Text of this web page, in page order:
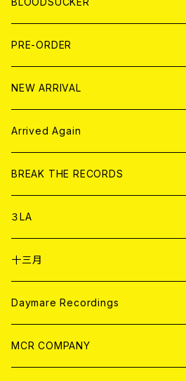
LP
HOOD
T-shirt
HOOD
BOLLOCKS
EL ZINE
写真集 (PHOTOBOOK)
CD
アナログ
アパレル
書籍
DIGITAL CONTENTS
PRE-ORDER
NEW ARRIVAL
CD
アナログ
Arrived Again
CD
アナログ
BREAK THE RECORDS
CD
ANALOG
アパレル
３LA
CD
ANALOG
十三月
CD
ANALOG
Daymare Recordings
CD
MCR COMPANY